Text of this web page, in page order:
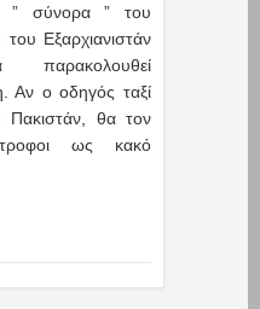
σύνορα ” του
του Εξαρχιανιστάν
Αν ο οδηγός ταξί
Πακιστάν, θα τον
ως κακό